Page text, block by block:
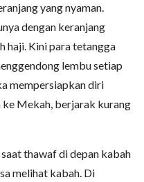
yang nyaman.
dengan keranjang
haji. Kini para tetangga
lembu setiap
mempersiapkan diri
ke Mekah, berjarak kurang
thawaf di depan kabah
melihat kabah. Di